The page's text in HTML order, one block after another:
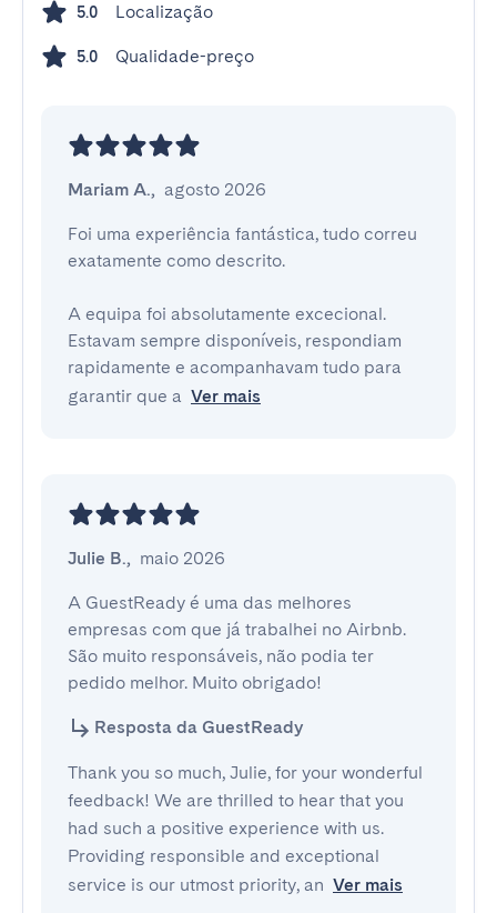
5.0 Localização
5.0 Qualidade-preço
Mariam A., agosto 2026
Foi uma experiência fantástica, tudo correu
exatamente como descrito.
A equipa foi absolutamente excecional.
Estavam sempre disponíveis, respondiam
rapidamente e acompanhavam tudo para
garantir que a Ver mais
Julie B., maio 2026
A GuestReady é uma das melhores
empresas com que já trabalhei no Airbnb.
São muito responsáveis, não podia ter
pedido melhor. Muito obrigado!
Resposta da GuestReady
Thank you so much, Julie, for your wonderful
feedback! We are thrilled to hear that you
had such a positive experience with us.
Providing responsible and exceptional
service is our utmost priority, an Ver mais